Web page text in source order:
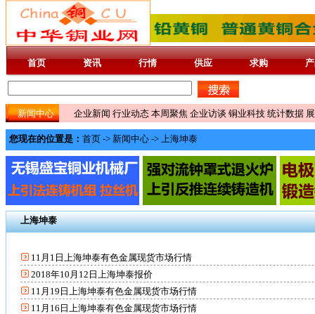
首页 资讯 行情 供应 求购
新闻中心 企业新闻 行业动态 本周聚焦 企业访谈 铜业科技 统计数据
您现在的位置是： 首页 -> 新闻中心 -> 上海坤泰
上海坤泰
11月1日上海坤泰有色金属现货市场行情
2018年10月12日上海坤泰报价
11月19日上海坤泰有色金属现货市场行情
11月16日上海坤泰有色金属现货市场行情